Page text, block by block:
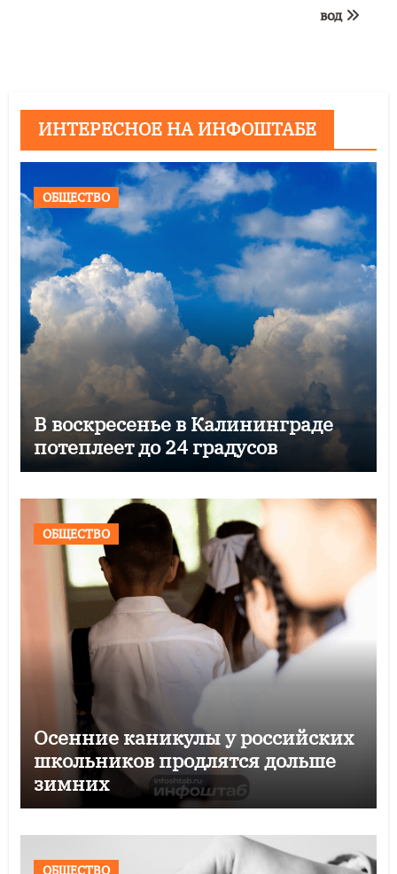
вод
ИНТЕРЕСНОЕ НА ИНФОШТАБЕ
ОБЩЕСТВО
В воскресенье в Калининграде
потеплеет до 24 градусов
ОБЩЕСТВО
Осенние каникулы у российских
школьников продлятся дольше
зимних
ОБЩЕСТВО